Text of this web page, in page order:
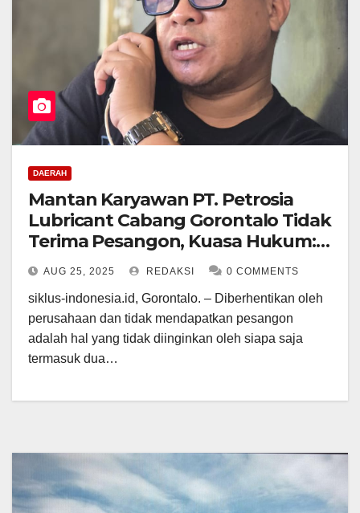
DAERAH
Mantan Karyawan PT. Petrosia
Lubricant Cabang Gorontalo Tidak
Terima Pesangon, Kuasa Hukum:
Kami Akan Menggugat Ke PHI
AUG 25, 2025 REDAKSI 0 COMMENTS
siklus-indonesia.id, Gorontalo. – Diberhentikan oleh
perusahaan dan tidak mendapatkan pesangon
adalah hal yang tidak diinginkan oleh siapa saja
termasuk dua…